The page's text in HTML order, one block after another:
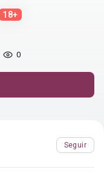
18+
0
Seguir